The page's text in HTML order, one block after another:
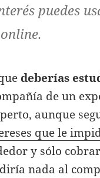
puedes
deberías
de un
aunque
que le
y sólo
nada al